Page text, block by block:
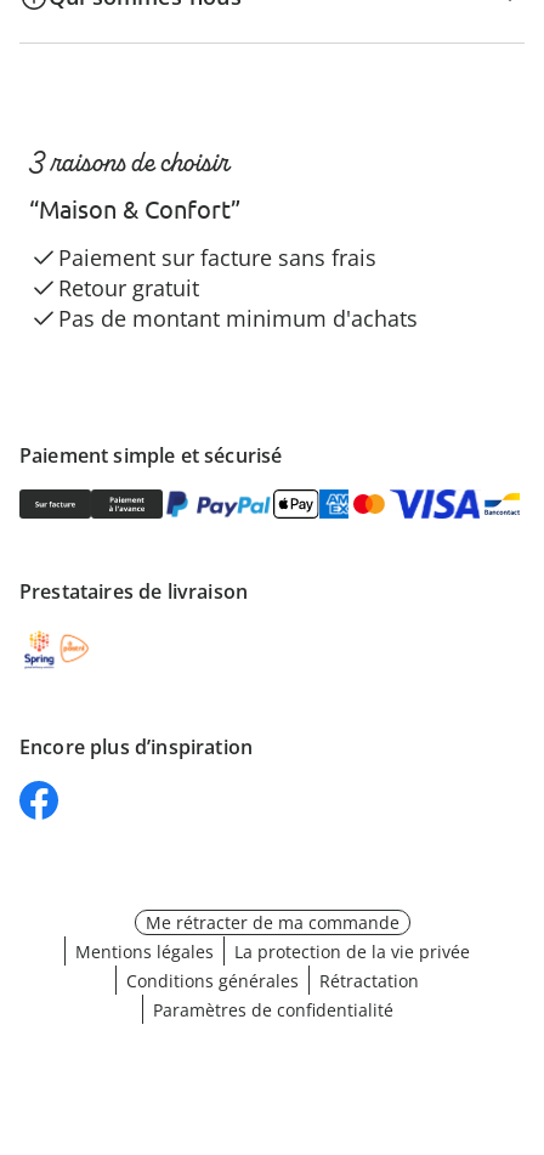
Paiement simple et sécurisé
Prestataires de livraison
Encore plus d’inspiration
3 raisons de choisir
“Maison & Confort”
Paiement sur facture sans frais
Retour gratuit
Pas de montant minimum d'achats
Me rétracter de ma commande
Mentions légales
La protection de la vie privée
Conditions générales
Rétractation
Paramètres de confidentialité